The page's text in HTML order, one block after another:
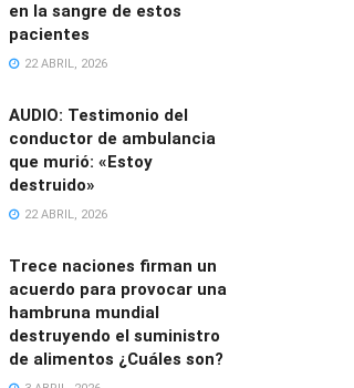
en la sangre de estos
pacientes
22 ABRIL, 2026
AUDIO: Testimonio del
conductor de ambulancia
que murió: «Estoy
destruido»
22 ABRIL, 2026
Trece naciones firman un
acuerdo para provocar una
hambruna mundial
destruyendo el suministro
de alimentos ¿Cuáles son?